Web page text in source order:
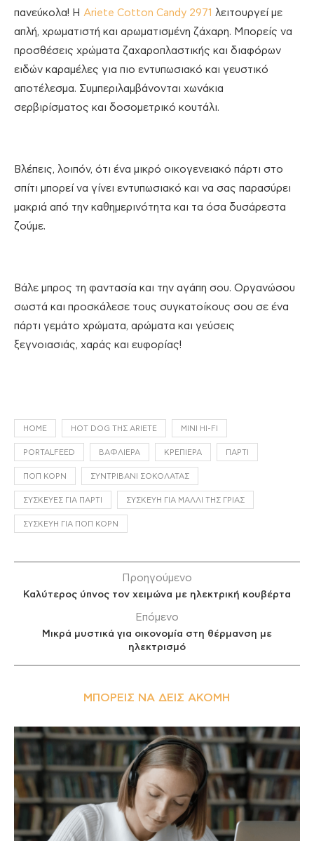
πανεύκολα! Η Ariete Cotton Candy 2971 λειτουργεί με
απλή, χρωματιστή και αρωματισμένη ζάχαρη. Μπορείς να
προσθέσεις χρώματα ζαχαροπλαστικής και διαφόρων
ειδών καραμέλες για πιο εντυπωσιακό και γευστικό
αποτέλεσμα. Συμπεριλαμβάνονται χωνάκια
σερβιρίσματος και δοσομετρικό κουτάλι.
Βλέπεις, λοιπόν, ότι ένα μικρό οικογενειακό πάρτι στο
σπίτι μπορεί να γίνει εντυπωσιακό και να σας παρασύρει
μακριά από την καθημερινότητα και τα όσα δυσάρεστα
ζούμε.
Βάλε μπρος τη φαντασία και την αγάπη σου. Οργανώσου
σωστά και προσκάλεσε τους συγκατοίκους σου σε ένα
πάρτι γεμάτο χρώματα, αρώματα και γεύσεις
ξεγνοιασιάς, χαράς και ευφορίας!
HOME HOT DOG ΤΗΣ ARIETE MINI HI-FI
PORTALFEED ΒΑΦΛΙΈΡΑ ΚΡΕΠΙΈΡΑ ΠΆΡΤΙ
ΠΟΠ ΚΟΡΝ ΣΥΝΤΡΙΒΆΝΙ ΣΟΚΟΛΆΤΑΣ
ΣΥΣΚΕΥΈΣ ΓΙΑ ΠΆΡΤΙ ΣΥΣΚΕΥΉ ΓΙΑ ΜΑΛΛΊ ΤΗΣ ΓΡΙΆΣ
ΣΥΣΚΕΥΉ ΓΙΑ ΠΟΠ ΚΟΡΝ
Προηγούμενο
Καλύτερος ύπνος τον χειμώνα με ηλεκτρική κουβέρτα
Επόμενο
Μικρά μυστικά για οικονομία στη θέρμανση με
ηλεκτρισμό
ΜΠΟΡΕΊΣ ΝΑ ΔΕΙΣ ΑΚΌΜΗ